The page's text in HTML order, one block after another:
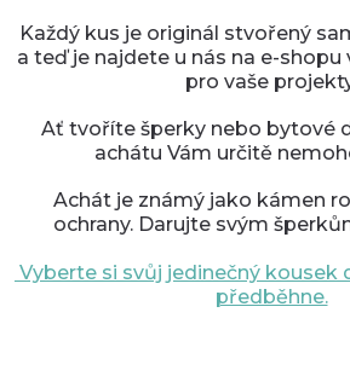
Každý kus je originál stvořený
a teď je najdete u nás na e-shopu
pro vaše
Ať tvoříte šperky nebo bytové
achátu Vám určitě
Achát je známý jako kámen
ochrany. Darujte svým
Vyberte si svůj jedinečný kousek
předběhne.